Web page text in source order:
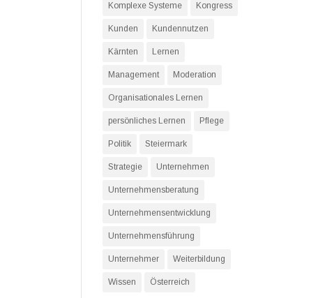
Komplexe Systeme Kongress
Kunden Kundennutzen
Kärnten Lernen
Management Moderation
Organisationales Lernen
persönliches Lernen Pflege
Politik Steiermark
Strategie Unternehmen
Unternehmensberatung
Unternehmensentwicklung
Unternehmensführung
Unternehmer Weiterbildung
Wissen Österreich